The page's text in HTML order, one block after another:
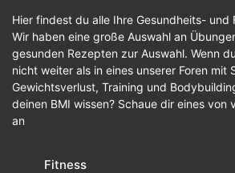
Hier findest du alle Ihre Gesundheits- und
Wir haben eine große Auswahl an
gesunden Rezepten zur Auswahl. Wenn
nicht weiter als in eines unserer Foren mit
Gewichtsverlust, Training und
deinen BMI wissen? Schaue dir eines von
an
Fitness